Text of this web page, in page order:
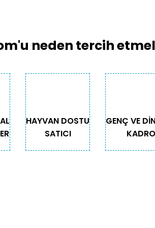
neden tercih
HAYVAN DOSTU
SATICI
GENÇ VE
KADRO